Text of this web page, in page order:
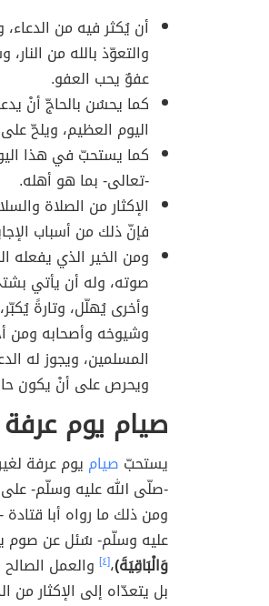
أن يُكثر فيه من
والتعوّذ بالله من
عفوٌ يحب العفو.
كما يحسُن بالحاجّ أنْ
اليوم العظيم، ويلحّ
كما يستحبّ في هذا
-تعالى- بما هو أهله.
الإكثار من الصلاة
فإنّ ذلك من أسباب
ومن الخير الذي يفعله
صوته، وله أن يأتي
وأخرى يُهلّل، وتارةً
وشيوخه وأصحابه ومن
المسلمين، ويجوز له
ويحرص على أنْ يكون
صيام يوم عرفة
يستحبّ صيام يوم عرفة
-صلّى الله عليه وسلّم- على
ومن ذلك ما رواه أبا
عليه وسلّم- سُئل عن صوم
وَالْبَاقِيَةَ)،[٤] والعمل
بل يتعدّاه إلى الإكثار من